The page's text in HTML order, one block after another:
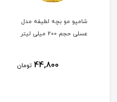
شامپو مو بچه لطیفه مدل
عسلی حجم 200 میلی لیتر
44,800 تومان